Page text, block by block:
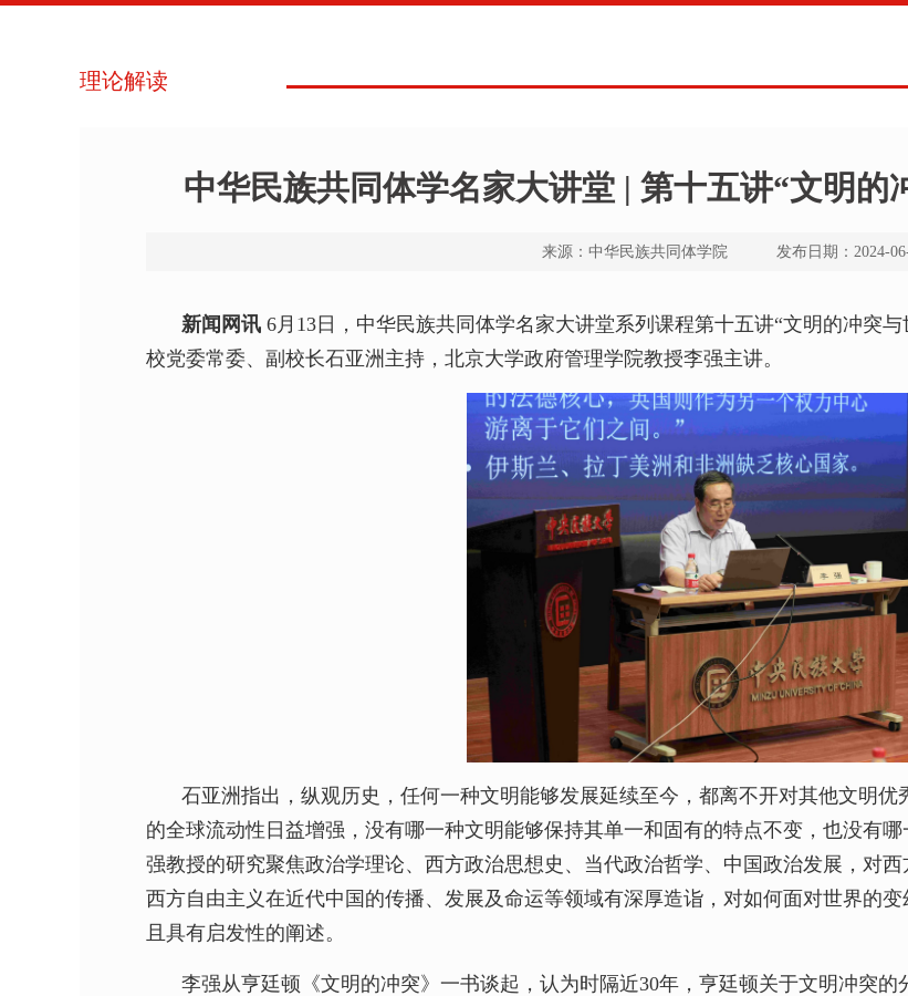
理论解读
中华民族共同体学名家大讲堂 | 第十五讲“文明的
来源：中华民族共同体学院 发布日期：2024-
新闻网讯 6月13日，中华民族共同体学名家大讲堂系列课程第十五讲“文明的冲突
校党委常委、副校长石亚洲主持，北京大学政府管理学院教授李强主讲。
石亚洲指出，纵观历史，任何一种文明能够发展延续至今，都离不开对其他文明
的全球流动性日益增强，没有哪一种文明能够保持其单一和固有的特点不变，也没有
强教授的研究聚焦政治学理论、西方政治思想史、当代政治哲学、中国政治发展，对
西方自由主义在近代中国的传播、发展及命运等领域有深厚造诣，对如何面对世界的
且具有启发性的阐述。
李强从亨廷顿《文明的冲突》一书谈起，认为时隔近30年，亨廷顿关于文明冲突